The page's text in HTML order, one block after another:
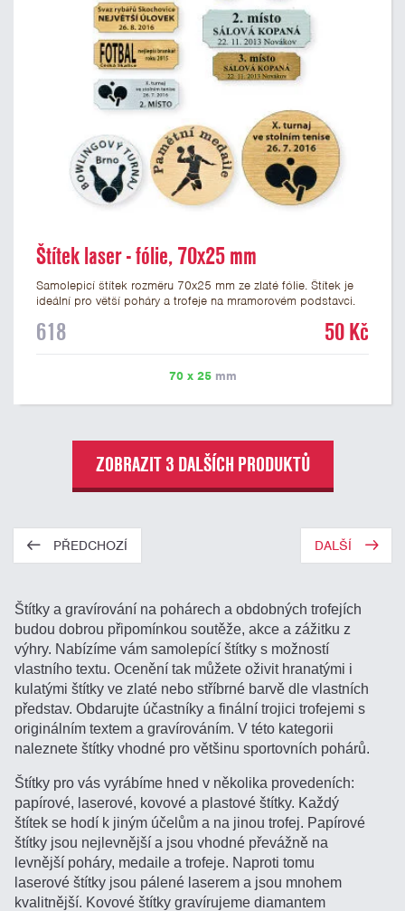
Štítek laser - fólie, 70x25 mm
Samolepicí štítek rozměru 70x25 mm ze zlaté fólie. Štítek je
ideální pro větší poháry a trofeje na mramorovém podstavci.
textu doporučujeme maximálně 3 řádky, aby byla zachována
prvním kroku objednávky.
618 50 Kč
70 x 25mm
ZOBRAZIT 3 DALŠÍCH PRODUKTŮ
PŘEDCHOZÍ DALŠÍ
Štítky a gravírování na pohárech a obdobných trofejích
budou dobrou připomínkou soutěže, akce a zážitku z
výhry. Nabízíme vám samolepící štítky s možností
vlastního textu. Ocenění tak můžete oživit hranatými i
kulatými štítky ve zlaté nebo stříbrné barvě dle vlastních
představ. Obdarujte účastníky a finální trojici trofejemi s
originálním textem a gravírováním. V této kategorii
naleznete štítky vhodné pro většinu sportovních pohárů.
Štítky pro vás vyrábíme hned v několika provedeních:
papírové, laserové, kovové a plastové štítky. Každý
štítek se hodí k jiným účelům a na jinou trofej. Papírové
štítky jsou nejlevnější a jsou vhodné převážně na
levnější poháry, medaile a trofeje. Naproti tomu
laserové štítky jsou pálené laserem a jsou mnohem
kvalitnější. Kovové štítky gravírujeme diamantem